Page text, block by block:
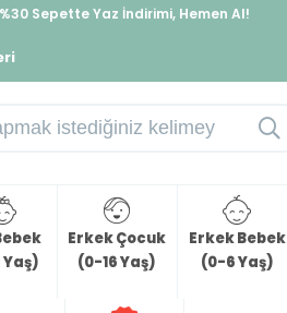
%30 Sepette Yaz İndirimi, Hemen Al!
Erkek Çocuk
(0-16 Yaş)
Erkek Bebek
(0-6 Yaş)